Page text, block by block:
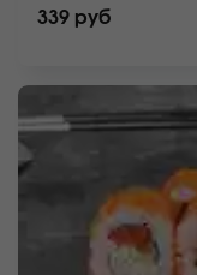
339 руб